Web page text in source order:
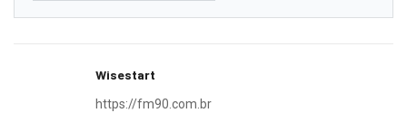
Wisestart
https://fm90.com.br